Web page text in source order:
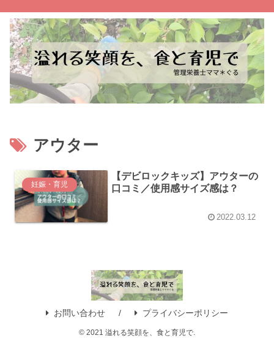
アウター
妊娠・育児
【デビロックキッズ】アウターの
口コミ／使用感サイズ感は？
2022.03.12
お問い合わせ プライバシーポリシー
© 2021 溢れる笑顔を、食と育児で.